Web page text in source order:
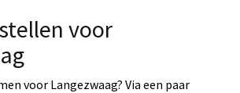
voor
voor Langezwaag? Via een paar